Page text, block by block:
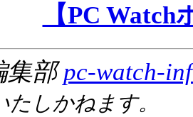
【PC
集部pc-watch-
しかねます。